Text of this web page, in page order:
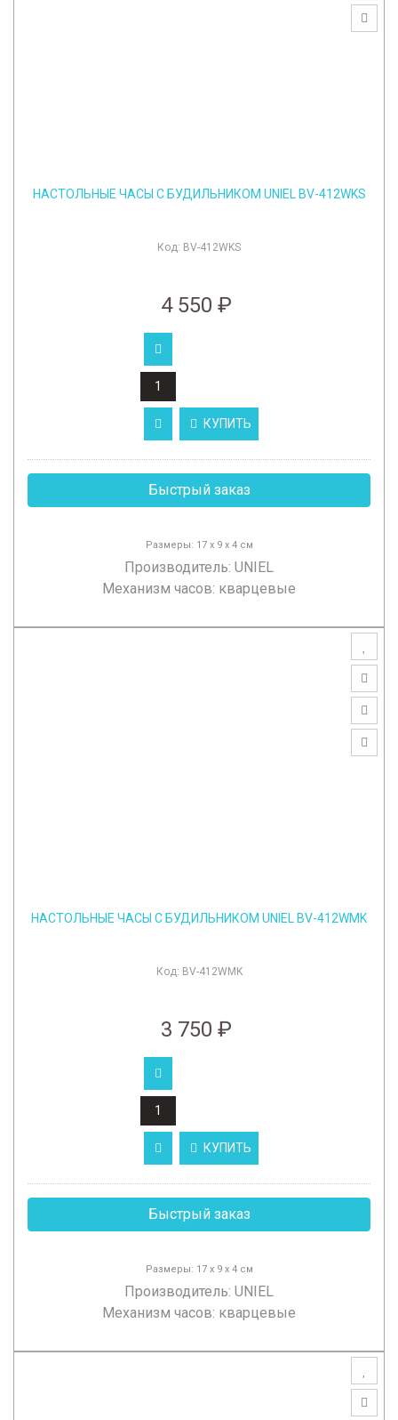
НАСТОЛЬНЫЕ ЧАСЫ С БУДИЛЬНИКОМ UNIEL BV-412WKS
Код: BV-412WKS
4 550 ₽
КУПИТЬ
Быстрый заказ
Размеры: 17 х 9 х 4 см
Производитель: UNIEL
Механизм часов: кварцевые
НАСТОЛЬНЫЕ ЧАСЫ С БУДИЛЬНИКОМ UNIEL BV-412WMK
Код: BV-412WMK
3 750 ₽
КУПИТЬ
Быстрый заказ
Размеры: 17 х 9 х 4 см
Производитель: UNIEL
Механизм часов: кварцевые